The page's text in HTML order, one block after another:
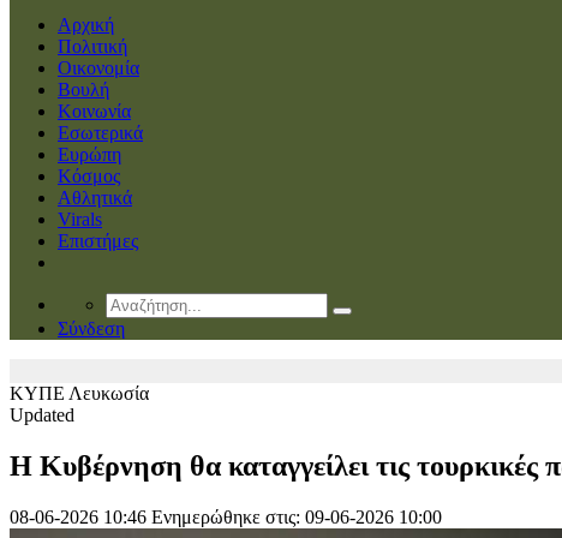
Αρχική
Πολιτική
Οικονομία
Βουλή
Κοινωνία
Εσωτερικά
Ευρώπη
Κόσμος
Αθλητικά
Virals
Επιστήμες
Σύνδεση
ΚΥΠΕ Λευκωσία
Updated
Η Κυβέρνηση θα καταγγείλει τις
08-06-2026 10:46 Ενημερώθηκε στις: 09-06-2026 10:00